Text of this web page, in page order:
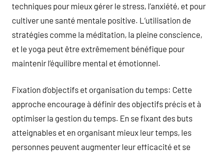
techniques pour mieux gérer le stress, l’anxiété, et pour
cultiver une santé mentale positive. L’utilisation de
stratégies comme la méditation, la pleine conscience,
et le yoga peut être extrêmement bénéfique pour
maintenir l’équilibre mental et émotionnel.
Fixation d’objectifs et organisation du temps: Cette
approche encourage à définir des objectifs précis et à
optimiser la gestion du temps. En se fixant des buts
atteignables et en organisant mieux leur temps, les
personnes peuvent augmenter leur efficacité et se